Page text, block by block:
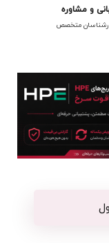
و مشاوره
متخصص